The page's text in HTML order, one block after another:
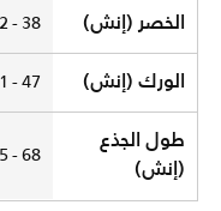
الخصر (إنش) 38 - 42
الورك (إنش) 47 - 51
طول الجذع
(إنش)
68 - 69.75